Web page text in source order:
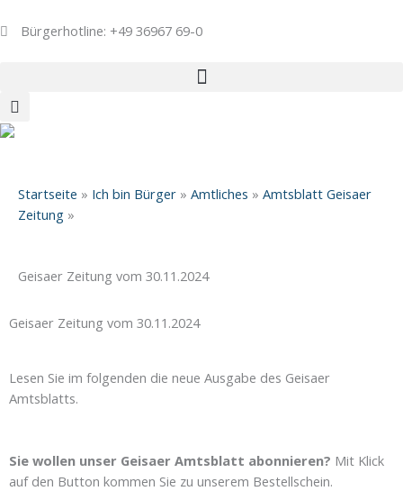
InhaltBürgerhotline: +49 36967 69-0
Startseite » Ich bin Bürger » Amtliches » Amtsblatt Geisaer
Zeitung »
Geisaer Zeitung vom 30.11.2024
Geisaer Zeitung vom 30.11.2024
Lesen Sie im folgenden die neue Ausgabe des Geisaer
Amtsblatts.
Sie wollen unser Geisaer Amtsblatt abonnieren? Mit Klick
auf den Button kommen Sie zu unserem Bestellschein.